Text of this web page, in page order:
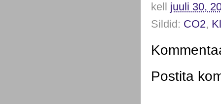
kell juuli 30,
Sildid: CO2,
Postita